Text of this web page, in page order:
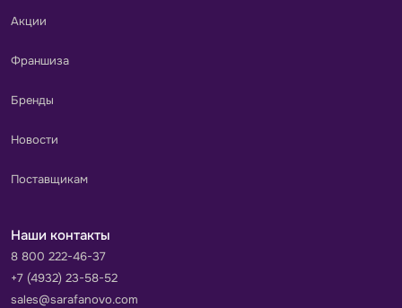
Акции
Франшиза
Бренды
Новости
Поставщикам
Наши контакты
8 800 222-46-37
+7 (4932) 23-58-52
sales@sarafanovo.com